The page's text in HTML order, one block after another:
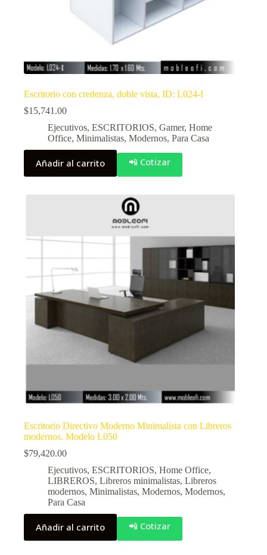
Escritorio con credenza, doble vista, ID: L024-I
$15,741.00
Ejecutivos, ESCRITORIOS, Gamer, Home
Office, Minimalistas, Modernos, Para Casa
Añadir al carrito 📲 Cotizar
Escritorio Directivo Moderno Minimalista con Libreros
modernos. Modelo L050
$79,420.00
Ejecutivos, ESCRITORIOS, Home Office,
LIBREROS, Libreros minimalistas, Libreros
modernos, Minimalistas, Modernos, Modernos,
Para Casa
Añadir al carrito 📲 Cotizar